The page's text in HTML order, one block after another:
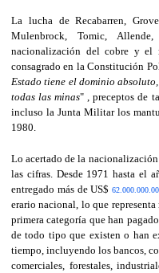
La lucha de Recabarren,
Mulenbrock, Tomic,
nacionalización del cobre y el
consagrado en la Constitución
Estado tiene el dominio
todas las minas" , preceptos de
incluso la Junta Militar los
1980.
Lo acertado de la
las cifras. Desde 1971 hasta el
entregado más de US$
erario nacional, lo que
primera categoría que han
de todo tipo que existen o han
tiempo, incluyendo los bancos,
comerciales, forestales,